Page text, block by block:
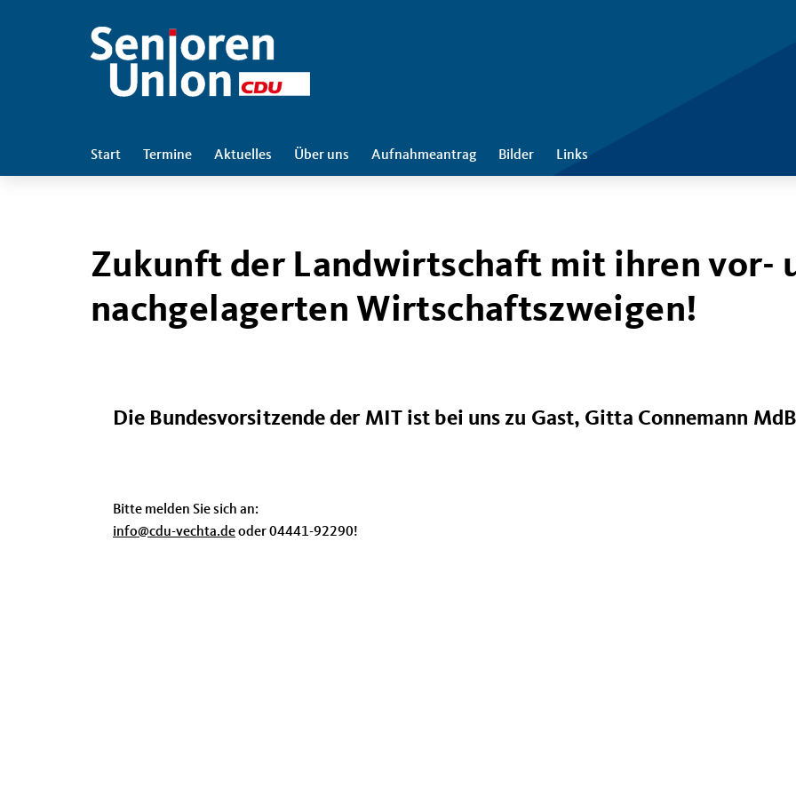
Start Termine Aktuelles Über uns Aufnahmeantrag Bilder Links
Zukunft der Landwirtschaft mit ihren vor-
nachgelagerten Wirtschaftszweigen!
Die Bundesvorsitzende der MIT ist bei uns zu Gast, Gitta Connemann
Bitte melden Sie sich an:
info@cdu-vechta.deoder 04441-92290!